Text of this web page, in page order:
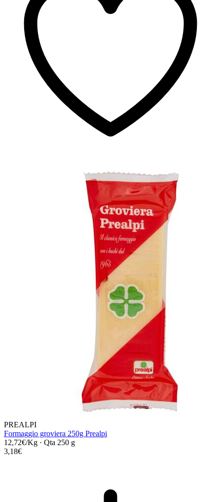
PREALPI
Formaggio groviera 250g Prealpi
12,72€/Kg · Qta 250 g
3,18€